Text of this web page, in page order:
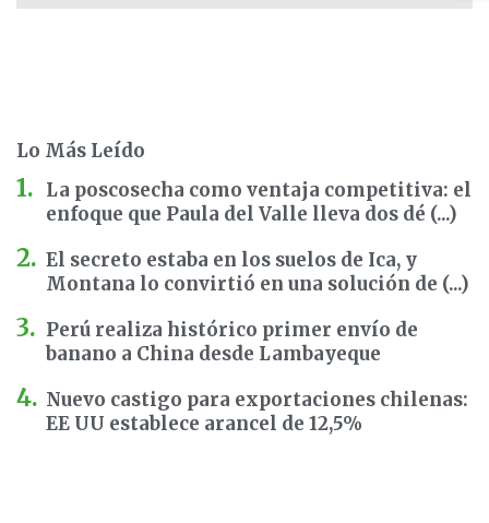
Lo Más Leído
La poscosecha como ventaja competitiva: el
enfoque que Paula del Valle lleva dos dé (...)
El secreto estaba en los suelos de Ica, y
Montana lo convirtió en una solución de (...)
Perú realiza histórico primer envío de
banano a China desde Lambayeque
Nuevo castigo para exportaciones chilenas:
EE UU establece arancel de 12,5%